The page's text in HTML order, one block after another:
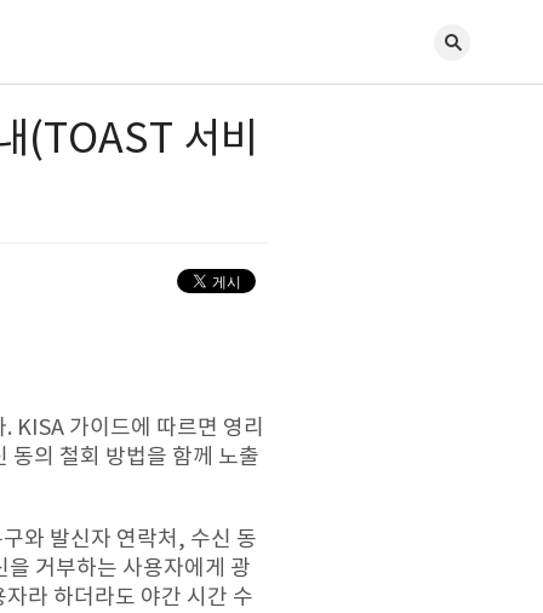
(TOAST 서비
KISA 가이드에 따르면 영리
동의 철회 방법을 함께 노출
와 발신자 연락처, 수신 동
거부하는 사용자에게 광
라 하더라도 야간 시간 수